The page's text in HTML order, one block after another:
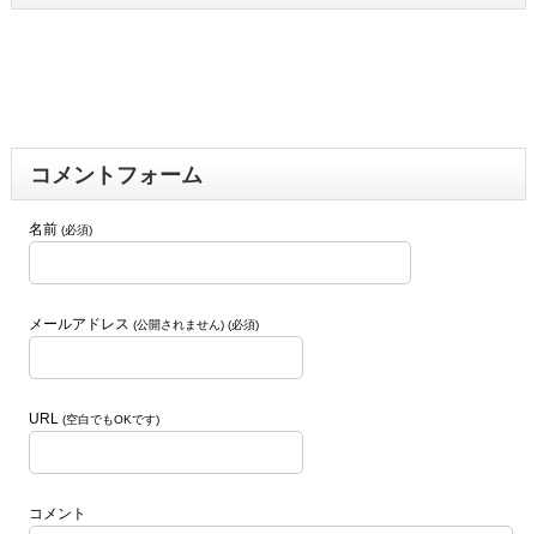
コメントフォーム
名前 (必須)
メールアドレス (公開されません) (必須)
URL (空白でもOKです)
コメント